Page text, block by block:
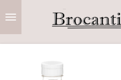
hoofdinhoud